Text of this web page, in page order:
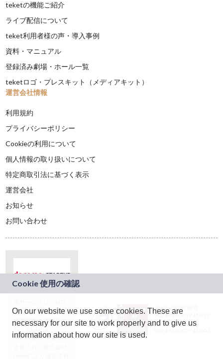
teketの機能ご紹介
ライブ配信について
teket利用者様の声・導入事例
資料・マニュアル
登録済み劇場・ホール一覧
teketロゴ・プレスキット（メディアキット）
運営会社情報
利用規約
プライバシーポリシー
Cookieの利用について
個人情報の取り扱いについて
特定商取引法に基づく表示
運営会社
お知らせ
お問い合わせ
ドコモグループの新
規事業創出プログラ
ム「docomo
STARTUP」を通じて
JASRAC許諾番号：
9024936001Y45037
JASRAC許諾番号：
On our website we use some cookies. These are
necessary for our site to work properly and to give us
information about how our site is used.